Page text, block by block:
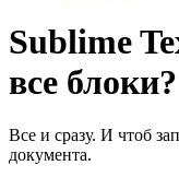
Sublime
все блоки?
Все и сразу. И чтоб
документа.